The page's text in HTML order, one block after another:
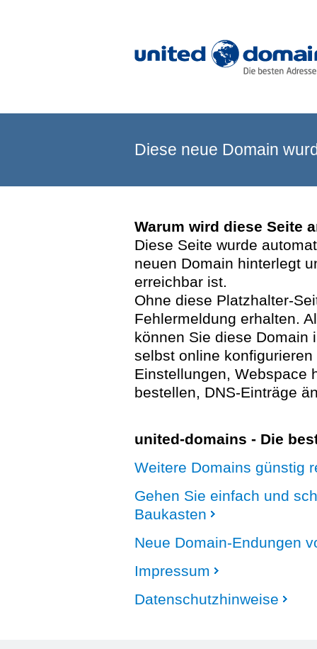
Diese neue Domain
Warum wird diese Seite
Diese Seite wurde
neuen Domain hinterlegt
erreichbar ist.
Ohne diese Platzhalter-
Fehlermeldung erhalten.
können Sie diese Domain
selbst online
Einstellungen, Webspace
bestellen, DNS-Einträge
united-domains - Die
Weitere Domains günstig
Gehen Sie einfach und
Baukasten
Neue Domain-Endungen
Impressum
Datenschutzhinweise